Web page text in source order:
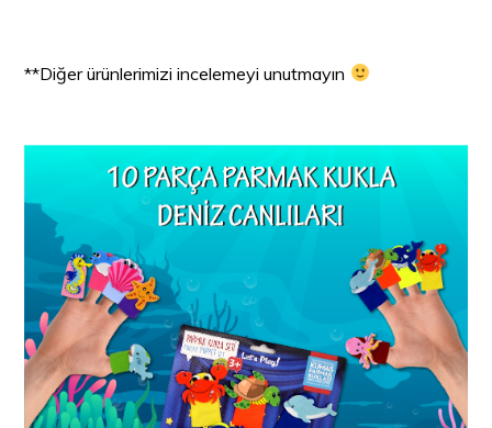
**Diğer ürünlerimizi incelemeyi unutmayın